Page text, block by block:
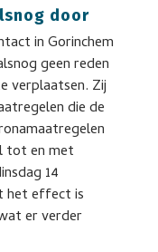
door
in Gorinchem
geen reden
verplaatsen. Zij
die de
tot en met
14
het effect is
er verder